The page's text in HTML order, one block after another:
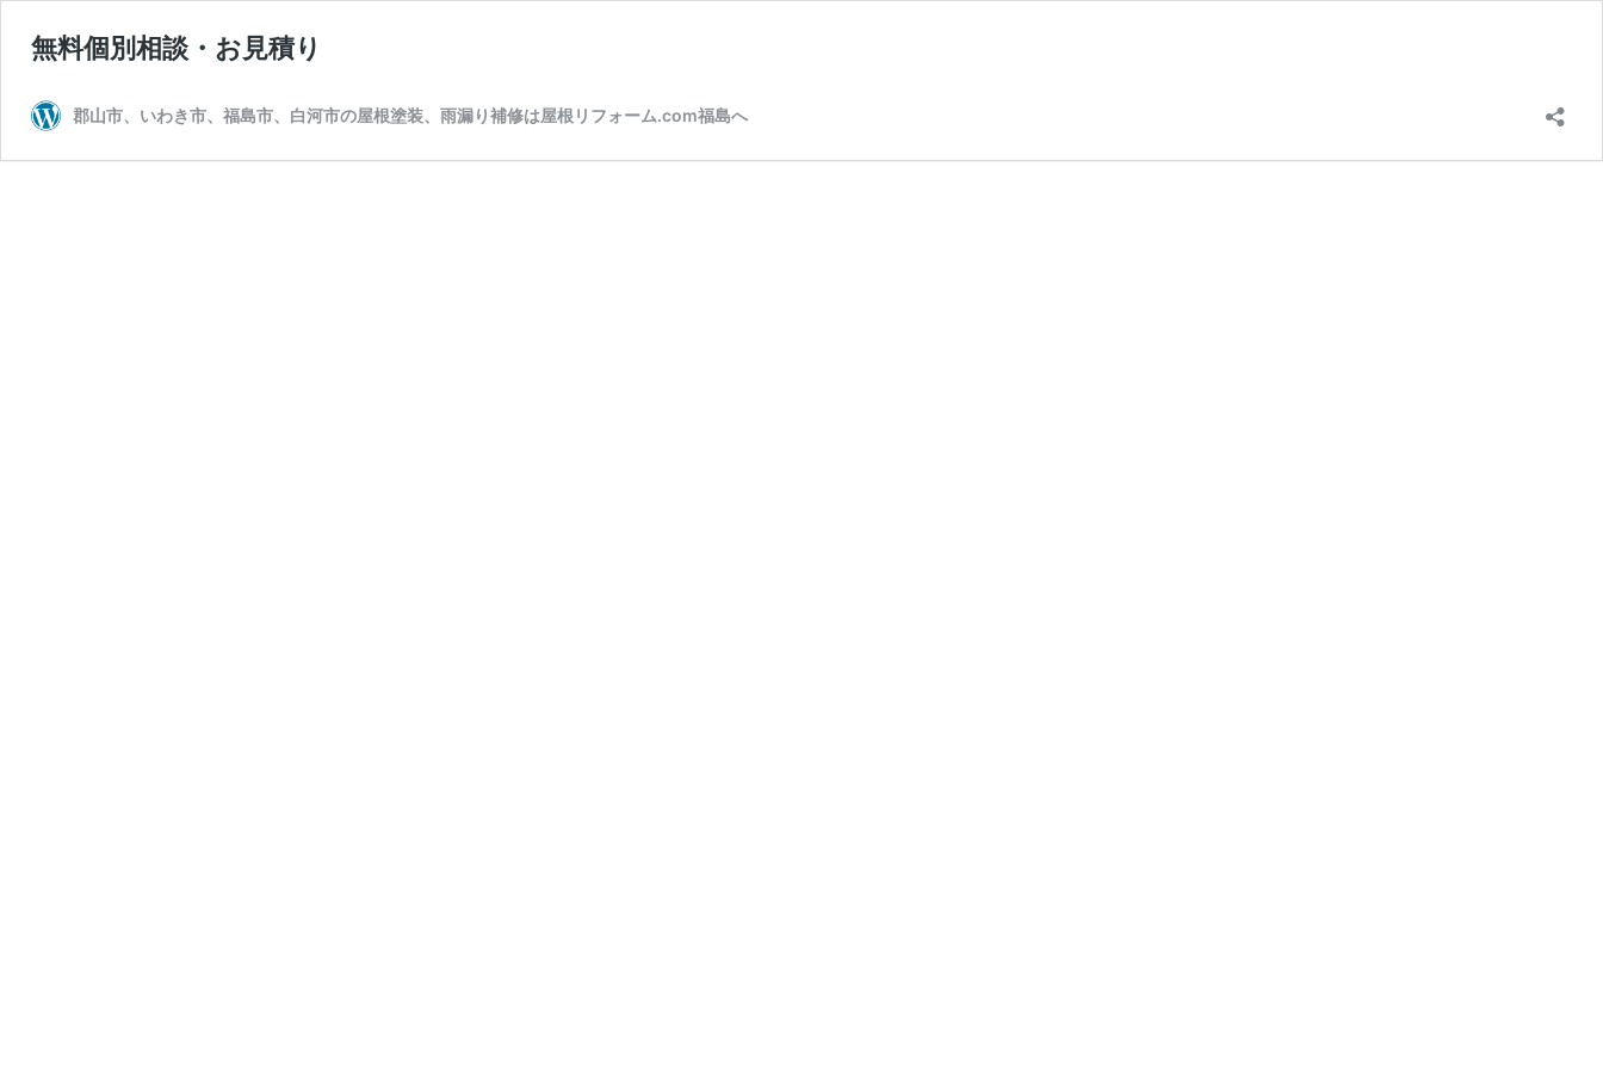
無料個別相談・お見積り
郡山市、いわき市、福島市、白河市の屋根塗装、雨漏り補修は屋根リフォーム.com福島へ